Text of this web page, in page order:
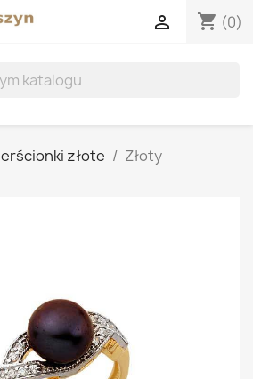
shopping_cart (0)

złote
Złoty